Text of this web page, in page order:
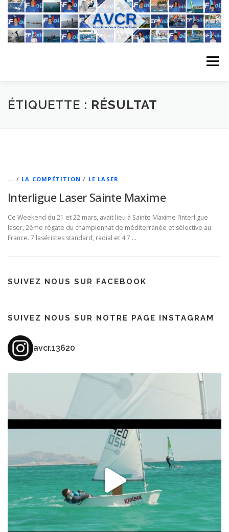
Aller
contenu
Menu
ACCUEIL L’ASSOCIATION ACTIVITÉS DU CLUB
REGATES ALBUMS PHOTO
PLANNING DES COURS REVUES DE PRESSE
ÉTIQUETTE : RÉSULTAT
... / LA COMPÉTITION / LE LASER
Interligue Laser Sainte Maxime
Ce Weekend du 21 et 22 mars, avait lieu à Sainte Maxime l’interligue
laser, 2ème régate du championnat de méditerranée et sélective au
France. 7 laséristes standard, radial et 4.7 …
SUIVEZ NOUS SUR FACEBOOK
SUIVEZ NOUS SUR NOTRE PAGE INSTAGRAM
avcr.13620